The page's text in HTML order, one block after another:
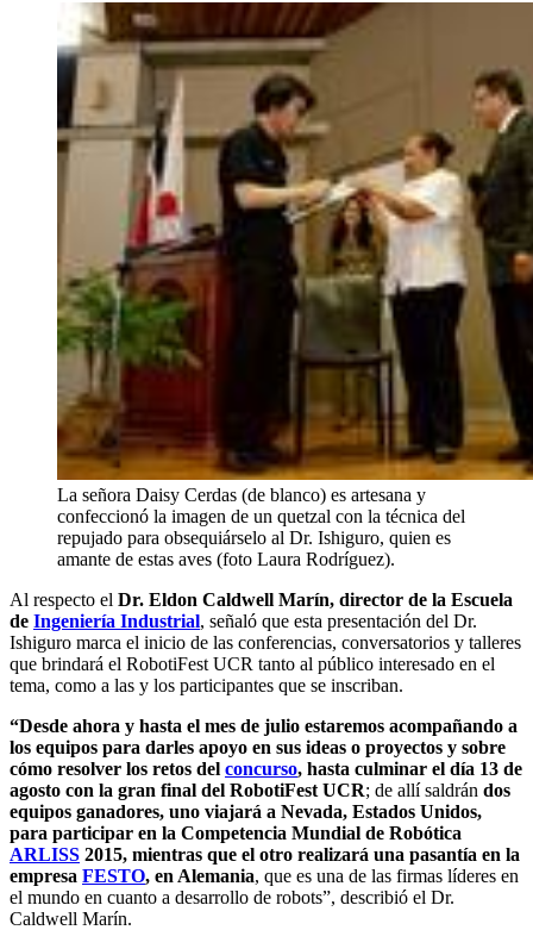
La señora Daisy Cerdas (de blanco) es artesana y
confeccionó la imagen de un quetzal con la técnica del
repujado para obsequiárselo al Dr. Ishiguro, quien es
amante de estas aves (foto Laura Rodríguez).
Al respecto el Dr. Eldon Caldwell Marín, director de la Escuela
de Ingeniería Industrial, señaló que esta presentación del Dr.
Ishiguro marca el inicio de las conferencias, conversatorios y talleres
que brindará el RobotiFest UCR tanto al público interesado en el
tema, como a las y los participantes que se inscriban.
“Desde ahora y hasta el mes de julio estaremos acompañando a
los equipos para darles apoyo en sus ideas o proyectos y sobre
cómo resolver los retos del concurso, hasta culminar el día 13 de
agosto con la gran final del RobotiFest UCR; de allí saldrán dos
equipos ganadores, uno viajará a Nevada, Estados Unidos,
para participar en la Competencia Mundial de Robótica
ARLISS 2015, mientras que el otro realizará una pasantía en la
empresa FESTO, en Alemania, que es una de las firmas líderes en
el mundo en cuanto a desarrollo de robots”, describió el Dr.
Caldwell Marín.